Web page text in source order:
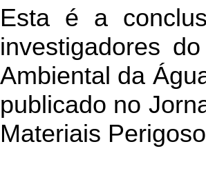
Esta é a
investigadores
Ambiental da
publicado no
Materiais